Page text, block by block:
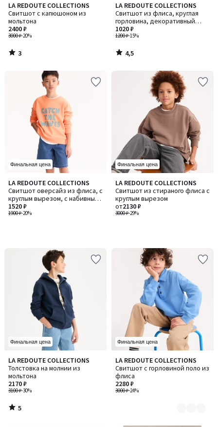
LA REDOUTE COLLECTIONS
Свитшот с капюшоном из
мольтона
3000 ₽-20%
2400 ₽
3
/
5
3
/
LA REDOUTE COLLECTIONS
Свитшот из флиса, круглая
горловина, декоративный
набивной элемент в виде
надписи спереди
1200 ₽-15%
1020 ₽
4,5
/ 5
4,5
/
Финальная цена
LA REDOUTE COLLECTIONS
Свитшот оверсайз из флиса, с
круглым вырезом, с набивным
элементом в в виде надписи
спереди
1900 ₽-20%
1520 ₽
Финальная цена
LA REDOUTE COLLECTIONS
Свитшот из стираного флиса с
круглым вырезом
3000 ₽-29%
от2130 ₽
Финальная цена
LA REDOUTE COLLECTIONS
Толстовка на молнии из
мольтона
3100 ₽-30%
2170 ₽
5
/
5
5
/
Финальная цена
LA REDOUTE COLLECTIONS
Свитшот с горловиной поло из
флиса
3000 ₽-24%
2280 ₽
Количество
цветов:
2